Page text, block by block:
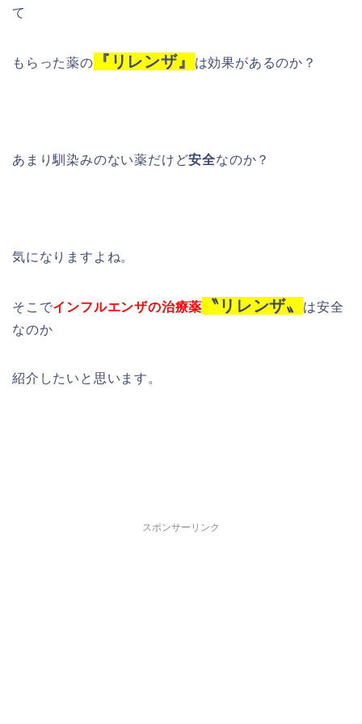
て
もらった薬の 『リレンザ』 は効果があるのか？
あまり馴染みのない薬だけど安全なのか？
気になりますよね。
そこでインフルエンザの治療薬 〝リレンザ〟
は安全
なのか
紹介したいと思います。
スポンサーリンク